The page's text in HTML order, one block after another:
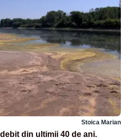
Stoica Marian
din ultimii 40 de ani.